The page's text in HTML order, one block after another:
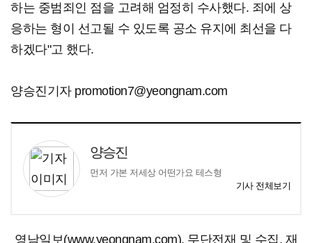
하는 중범죄인 점을 고려해 엄정히 수사했다. 죄에 상
응하는 형이 선고될 수 있도록 공소 유지에 최선을 다
하겠다"고 했다.
양승진기자 promotion7@yeongnam.com
양승진
먼저 가본 저세상 어떤가요 테스형
기사 전체보기
영남일보(www.yeongnam.com), 무단전재 및 수집, 재